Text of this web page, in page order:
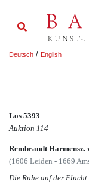
Deutsch / English
Los 5393
Auktion 114
Rembrandt Harmensz.
(1606 Leiden - 1669
Die Ruhe auf der Flucht